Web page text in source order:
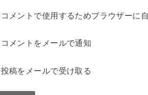
メントで使用するためブラウザーに
メントをメールで通知
稿をメールで受け取る